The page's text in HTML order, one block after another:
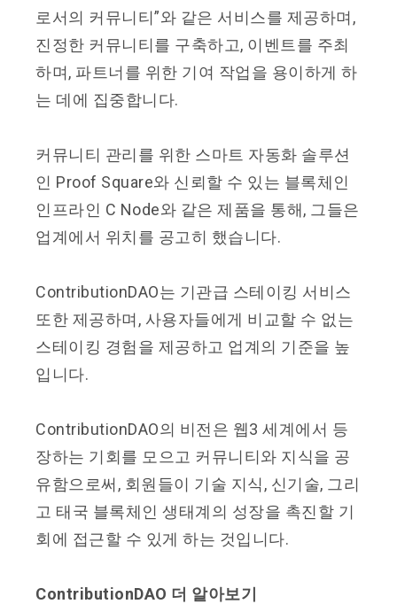
로서의 커뮤니티”와 같은 서비스를 제공하며,
진정한 커뮤니티를 구축하고, 이벤트를 주최
하며, 파트너를 위한 기여 작업을 용이하게 하
는 데에 집중합니다.
커뮤니티 관리를 위한 스마트 자동화 솔루션
인 Proof Square와 신뢰할 수 있는 블록체인
인프라인 C Node와 같은 제품을 통해, 그들은
업계에서 위치를 공고히 했습니다.
ContributionDAO는 기관급 스테이킹 서비스
또한 제공하며, 사용자들에게 비교할 수 없는
스테이킹 경험을 제공하고 업계의 기준을 높
입니다.
ContributionDAO의 비전은 웹3 세계에서 등
장하는 기회를 모으고 커뮤니티와 지식을 공
유함으로써, 회원들이 기술 지식, 신기술, 그리
고 태국 블록체인 생태계의 성장을 촉진할 기
회에 접근할 수 있게 하는 것입니다.
ContributionDAO 더 알아보기